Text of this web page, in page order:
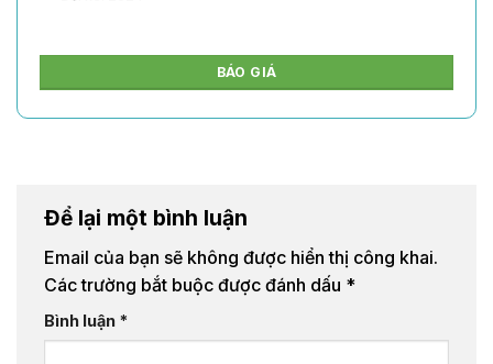
BÁO GIÁ
Để lại một bình luận
Email của bạn sẽ không được hiển thị công khai.
Các trường bắt buộc được đánh dấu *
Bình luận *